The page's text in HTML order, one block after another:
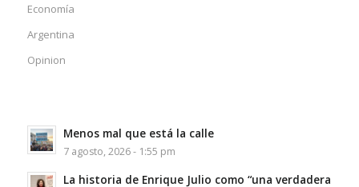
Economía
Argentina
Opinion
Menos mal que está la calle
7 agosto, 2026 - 1:55 pm
La historia de Enrique Julio como “una verdadera